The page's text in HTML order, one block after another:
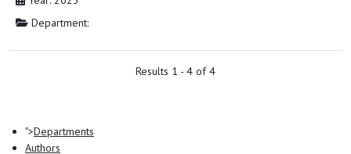
Department:
Results 1 - 4 of 4
">Departments
Authors